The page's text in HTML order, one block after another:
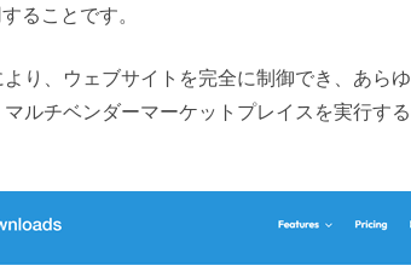
ることです。
り、ウェブサイトを完全に制御でき、あら
ルチベンダーマーケットプレイスを実行す